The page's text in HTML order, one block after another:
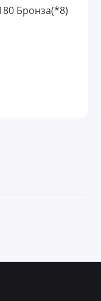
Бронза(*8)